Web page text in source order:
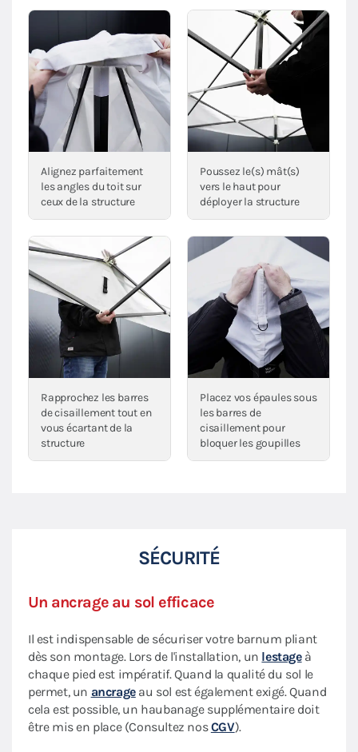
Alignez parfaitement
les angles du toit sur
ceux de la structure
Poussez le(s) mât(s)
vers le haut pour
déployer la structure
Rapprochez les barres
de cisaillement tout en
vous écartant de la
structure
Placez vos épaules sous
les barres de
cisaillement pour
bloquer les goupilles
SÉCURITÉ
Un ancrage au sol efficace
Il est indispensable de sécuriser votre barnum pliant
dès son montage. Lors de l'installation, un lestageà
chaque pied est impératif. Quand la qualité du sol le
permet, un ancrageau sol est également exigé. Quand
cela est possible, un haubanage supplémentaire doit
être mis en place (Consultez nosCGV).